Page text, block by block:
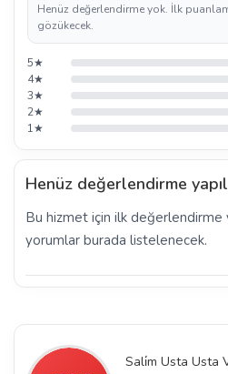
Henüz değerlendirme yok. İlk
gözükecek.
5★
4★
3★
2★
1★
Henüz değerlendirme
Bu hizmet için ilk değerlendirme
yorumlar burada listelenecek.
Sali̇m Usta Usta